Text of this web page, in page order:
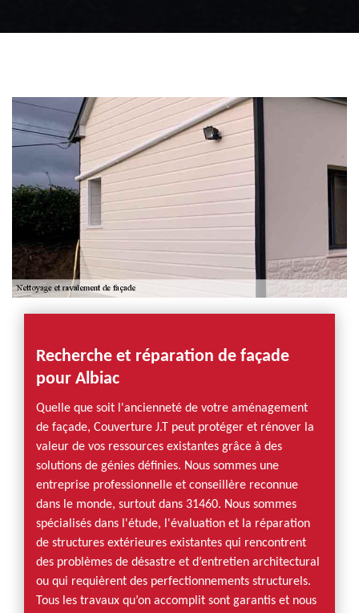
Recherche et réparation de façade
pour Albiac
Quelle que soit l'ancienneté de votre aménagement
de façade, Couverture J.T peut protéger et rénover la
valeur de vos ressources existantes grâce à des
solutions de génies définies. Nous sommes une
entreprise professionnelle et conseillère reconnue
dans le monde, surtout dans 31460. Nous sommes
spécialisés dans l'étude, l'évaluation et la réparation
de structures extérieures existantes qui rencontrent
des problèmes de désastre et d’entretien architectural
ou qui requièrent des perfectionnements structurels.
Tous les travaux qu’on accomplit sont garantis et nous